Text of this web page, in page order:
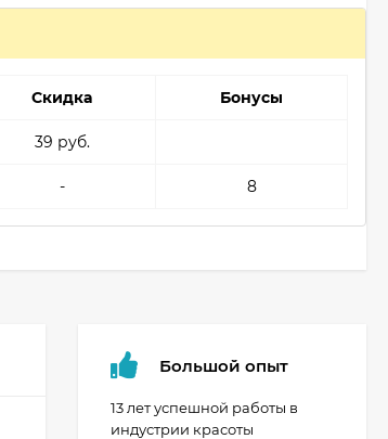
Скидка Бонусы
39 руб.
- 8
Большой опыт
13 лет успешной работы в
индустрии красоты